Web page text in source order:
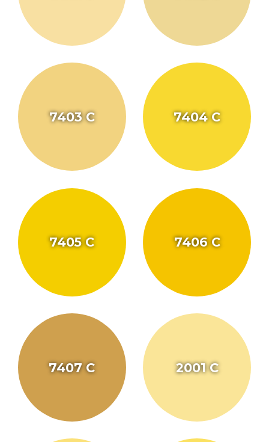
7403 C 7404 C
7405 C 7406 C
7407 C 2001 C